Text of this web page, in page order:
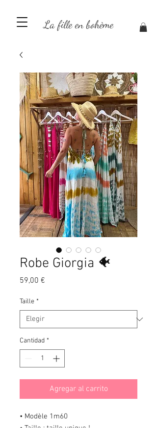
La fille en bohème
Robe Giorgia 🐠
59,00 €
Taille *
Cantidad *
Agregar al carrito
• Modèle 1m60
• Taille : taille unique !